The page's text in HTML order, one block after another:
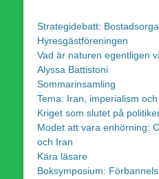
Strategidebatt:
Hyresgästföreningen
Vad är naturen egentligen
Alyssa Battistoni
Sommarinsamling
Tema: Iran, imperialism
Kriget som slutet på
Modet att vara enhörning:
och Iran
Kära läsare
Boksymposium: